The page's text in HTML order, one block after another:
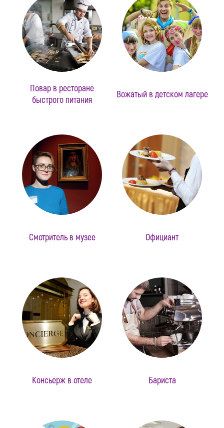
Повар в ресторане
быстрого питания
Вожатый в детском лагере
Смотритель в музее Официант
Консьерж в отеле Бариста